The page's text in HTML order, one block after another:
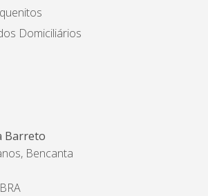
Domiciliários
Barreto
Bencanta